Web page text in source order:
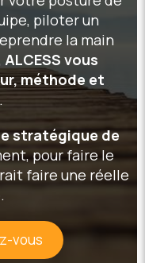
piloter un
la main
ALCESS vous
méthode et
.
stratégique de
pour faire le
faire une réelle
vous